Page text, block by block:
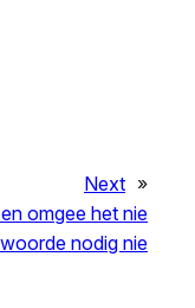
Next »
omgee het nie
nodig nie